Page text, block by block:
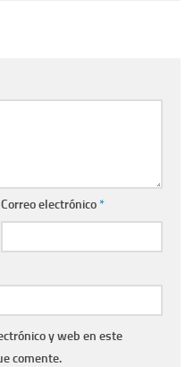
Correo electrónico*
y web en este
comente.